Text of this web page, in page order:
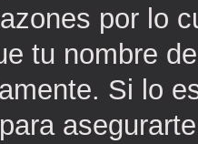
por lo
tu nombre
Si lo